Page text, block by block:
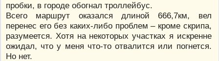
пробки, в городе обогнал троллейбус.
Всего маршрут оказался длиной 666,7км, вел
перенес его без каких-либо проблем – кроме скрипа,
разумеется. Хотя на некоторых участках я искренне
ожидал, что у меня что-то отвалится или погнется.
Но нет.